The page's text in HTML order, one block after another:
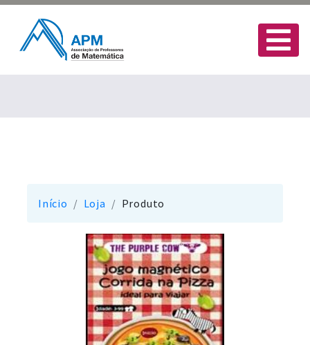
Início Loja Produto